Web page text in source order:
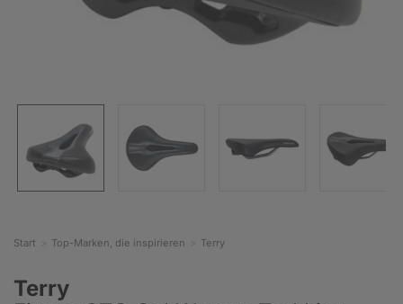
Start Top-Marken, die inspirieren Terry
Terry